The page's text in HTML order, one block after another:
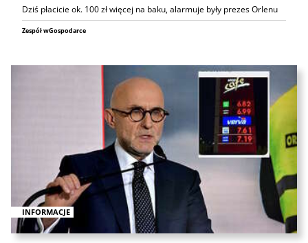
Dziś płacicie ok. 100 zł więcej na baku, alarmuje były prezes Orlenu
Zespół wGospodarce
INFORMACJE